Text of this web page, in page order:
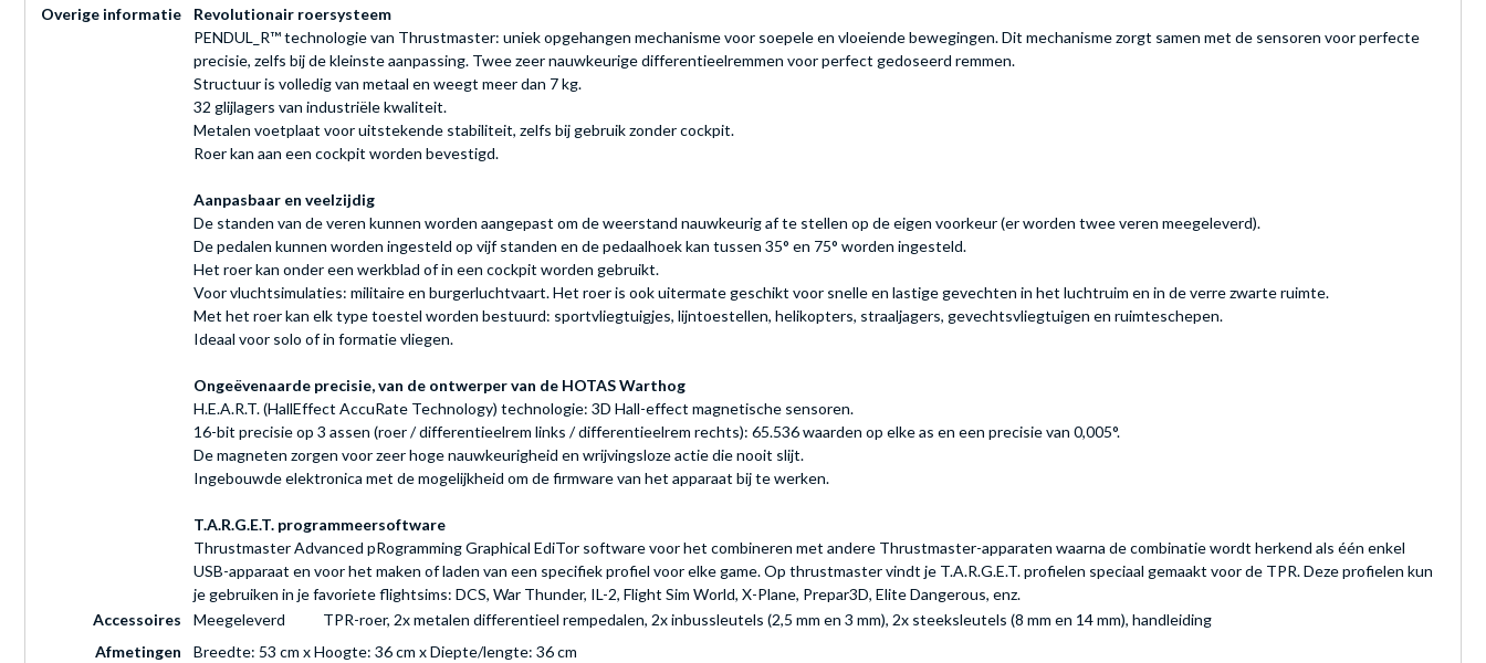
Overige informatie
Revolutionair roersysteem
PENDUL_R™ technologie van Thrustmaster: uniek opgehangen mechanisme voor soepele en vloeiende bewegingen. Dit mechanisme zorgt samen met de sensoren voor perfecte
precisie, zelfs bij de kleinste aanpassing. Twee zeer nauwkeurige differentieelremmen voor perfect gedoseerd remmen.
Structuur is volledig van metaal en weegt meer dan 7 kg.
32 glijlagers van industriële kwaliteit.
Metalen voetplaat voor uitstekende stabiliteit, zelfs bij gebruik zonder cockpit.
Roer kan aan een cockpit worden bevestigd.
Aanpasbaar en veelzijdig
De standen van de veren kunnen worden aangepast om de weerstand nauwkeurig af te stellen op de eigen voorkeur (er worden twee veren meegeleverd).
De pedalen kunnen worden ingesteld op vijf standen en de pedaalhoek kan tussen 35° en 75° worden ingesteld.
Het roer kan onder een werkblad of in een cockpit worden gebruikt.
Voor vluchtsimulaties: militaire en burgerluchtvaart. Het roer is ook uitermate geschikt voor snelle en lastige gevechten in het luchtruim en in de verre zwarte ruimte.
Met het roer kan elk type toestel worden bestuurd: sportvliegtuigjes, lijntoestellen, helikopters, straaljagers, gevechtsvliegtuigen en ruimteschepen.
Ideaal voor solo of in formatie vliegen.
Ongeëvenaarde precisie, van de ontwerper van de HOTAS Warthog
H.E.A.R.T. (HallEffect AccuRate Technology) technologie: 3D Hall-effect magnetische sensoren.
16-bit precisie op 3 assen (roer / differentieelrem links / differentieelrem rechts): 65.536 waarden op elke as en een precisie van 0,005°.
De magneten zorgen voor zeer hoge nauwkeurigheid en wrijvingsloze actie die nooit slijt.
Ingebouwde elektronica met de mogelijkheid om de firmware van het apparaat bij te werken.
T.A.R.G.E.T. programmeersoftware
Thrustmaster Advanced pRogramming Graphical EdiTor software voor het combineren met andere Thrustmaster-apparaten waarna de combinatie wordt herkend als één enkel
USB-apparaat en voor het maken of laden van een specifiek profiel voor elke game. Op thrustmaster vindt je T.A.R.G.E.T. profielen speciaal gemaakt voor de TPR. Deze profielen kun
je gebruiken in je favoriete flightsims: DCS, War Thunder, IL-2, Flight Sim World, X-Plane, Prepar3D, Elite Dangerous, enz.
Accessoires
Meegeleverd
TPR-roer, 2x metalen differentieel rempedalen, 2x inbussleutels (2,5 mm en 3 mm), 2x steeksleutels (8 mm en 14 mm), handleiding
Afmetingen
Breedte: 53 cm x Hoogte: 36 cm x Diepte/lengte: 36 cm